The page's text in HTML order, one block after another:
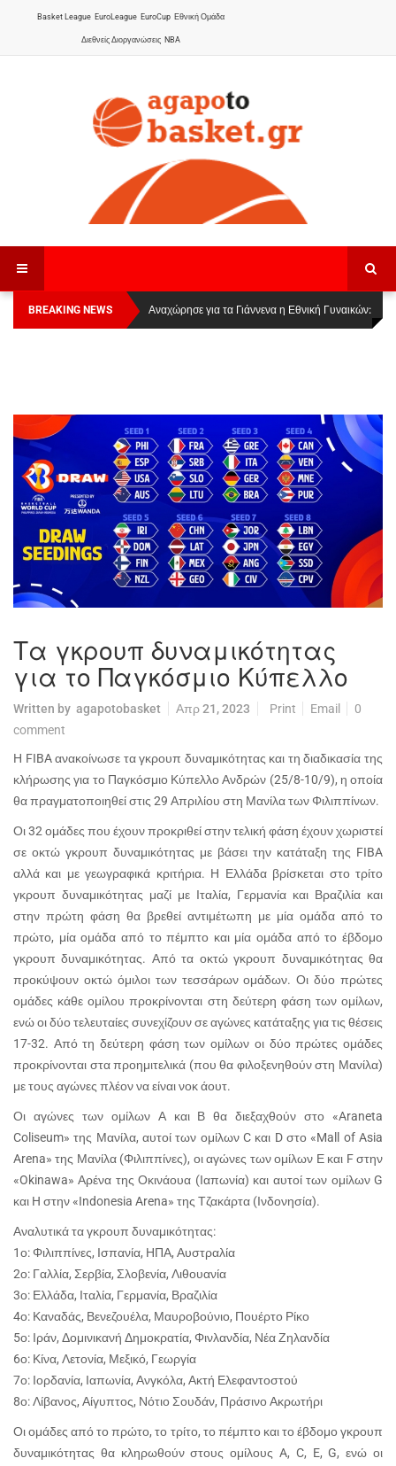
Basket League EuroLeague EuroCup Εθνική Ομάδα
Διεθνείς Διοργανώσεις NBA
BREAKING NEWS
Οι Πάνθηρες Καβάλας στην Women Basketball
League 1
Αναχώρησε για τα Γιάννενα η Εθνική Γυναικών:
Τα γκρουπ δυναμικότητας
για το Παγκόσμιο Κύπελλο
Written by agapotobasket Απρ 21, 2023 Print Email
0
comment
Η FIBA ανακοίνωσε τα γκρουπ δυναμικότητας και τη διαδικασία της
κλήρωσης για το Παγκόσμιο Κύπελλο Ανδρών (25/8-10/9), η οποία
θα πραγματοποιηθεί στις 29 Απριλίου στη Μανίλα των Φιλιππίνων.
Οι 32 ομάδες που έχουν προκριθεί στην τελική φάση έχουν χωριστεί
σε οκτώ γκρουπ δυναμικότητας με βάσει την κατάταξη της FIBA
αλλά και με γεωγραφικά κριτήρια. Η Ελλάδα βρίσκεται στο τρίτο
γκρουπ δυναμικότητας μαζί με Ιταλία, Γερμανία και Βραζιλία και
στην πρώτη φάση θα βρεθεί αντιμέτωπη με μία ομάδα από το
πρώτο, μία ομάδα από το πέμπτο και μία ομάδα από το έβδομο
γκρουπ δυναμικότητας. Από τα οκτώ γκρουπ δυναμικότητας θα
προκύψουν οκτώ όμιλοι των τεσσάρων ομάδων. Οι δύο πρώτες
ομάδες κάθε ομίλου προκρίνονται στη δεύτερη φάση των ομίλων,
ενώ οι δύο τελευταίες συνεχίζουν σε αγώνες κατάταξης για τις θέσεις
17-32. Από τη δεύτερη φάση των ομίλων οι δύο πρώτες ομάδες
προκρίνονται στα προημιτελικά (που θα φιλοξενηθούν στη Μανίλα)
με τους αγώνες πλέον να είναι νοκ άουτ.
Οι αγώνες των ομίλων Α και Β θα διεξαχθούν στο «Araneta
Coliseum» της Μανίλα, αυτοί των ομίλων C και D στο «Mall of Asia
Arena» της Μανίλα (Φιλιππίνες), οι αγώνες των ομίλων Ε και F στην
«Okinawa» Αρένα της Οκινάουα (Ιαπωνία) και αυτοί των ομίλων G
και H στην «Indonesia Arena» της Τζακάρτα (Ινδονησία).
Αναλυτικά τα γκρουπ δυναμικότητας:
1ο: Φιλιππίνες, Ισπανία, ΗΠΑ, Αυστραλία
2ο: Γαλλία, Σερβία, Σλοβενία, Λιθουανία
3ο: Ελλάδα, Ιταλία, Γερμανία, Βραζιλία
4ο: Καναδάς, Βενεζουέλα, Μαυροβούνιο, Πουέρτο Ρίκο
5ο: Ιράν, Δομινικανή Δημοκρατία, Φινλανδία, Νέα Ζηλανδία
6ο: Κίνα, Λετονία, Μεξικό, Γεωργία
7ο: Ιορδανία, Ιαπωνία, Ανγκόλα, Ακτή Ελεφαντοστού
8ο: Λίβανος, Αίγυπτος, Νότιο Σουδάν, Πράσινο Ακρωτήρι
Οι ομάδες από το πρώτο, το τρίτο, το πέμπτο και το έβδομο γκρουπ
δυναμικότητας θα κληρωθούν στους ομίλους A, C, E, G, ενώ οι